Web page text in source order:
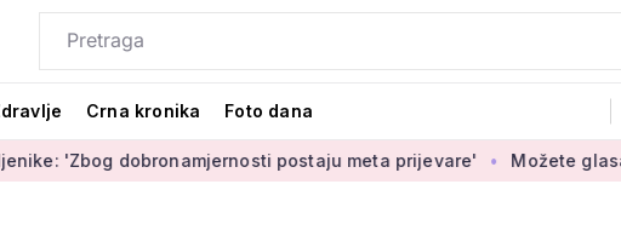
Crna kronika Foto dana
postaju meta prijevare' Možete glasati za izbor